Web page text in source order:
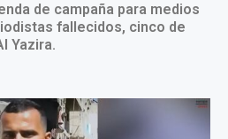
de campaña para medios
fallecidos, cinco de
Yazira.